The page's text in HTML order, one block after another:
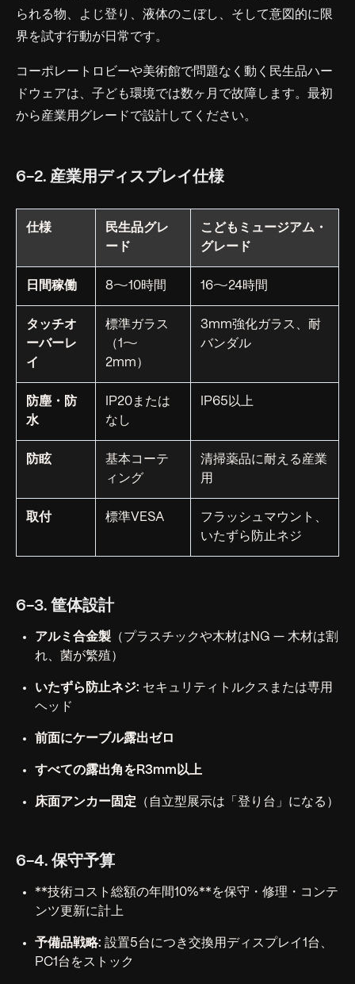
られる物、よじ登り、液体のこぼし、そして意図的に限
界を試す行動が日常です。
コーポレートロビーや美術館で問題なく動く民生品ハー
ドウェアは、子ども環境では数ヶ月で故障します。最初
から産業用グレードで設計してください。
6-2. 産業用ディスプレイ仕様
仕様
民生品グレ
ード
こどもミュージアム・
グレード
日間稼働 8〜10時間 16〜24時間
タッチオ
ーバーレ
イ
標準ガラス
（1〜
2mm）
3mm強化ガラス、耐
バンダル
防塵・防
水
IP20または
なし
IP65以上
防眩
基本コーテ
ィング
清掃薬品に耐える産業
用
取付 標準VESA
フラッシュマウント、
いたずら防止ネジ
6-3. 筐体設計
アルミ合金製 （プラスチックや木材はNG — 木材は割
れ、菌が繁殖）
いたずら防止ネジ: セキュリティトルクスまたは専用
ヘッド
前面にケーブル露出ゼロ
すべての露出角をR3mm以上
床面アンカー固定 （自立型展示は「登り台」になる）
6-4. 保守予算
**技術コスト総額の年間10%**を保守・修理・コンテ
ンツ更新に計上
予備品戦略: 設置5台につき交換用ディスプレイ1台、
PC1台をストック